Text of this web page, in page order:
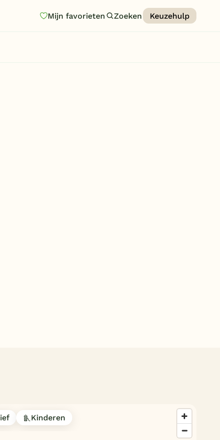
Mijn favorieten Zoeken Keuzehulp
TexelKinderen